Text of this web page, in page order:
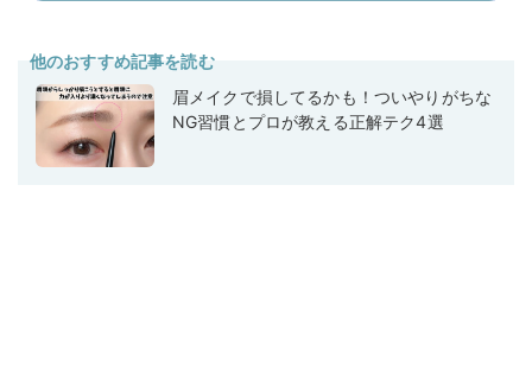
他のおすすめ記事を読む
眉メイクで損してるかも！ついやりがちな
NG習慣とプロが教える正解テク4選